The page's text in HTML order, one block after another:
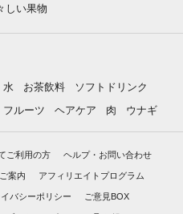
しい果物
水 お茶飲料
ソフトドリンク
フルーツ ヘアケア 肉 ウナギ
ご利用の方 ヘルプ・お問い合わせ
案内 アフィリエイトプログラム
バシーポリシー ご意見BOX